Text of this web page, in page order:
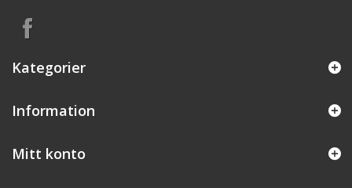
Kategorier
Information
Mitt konto